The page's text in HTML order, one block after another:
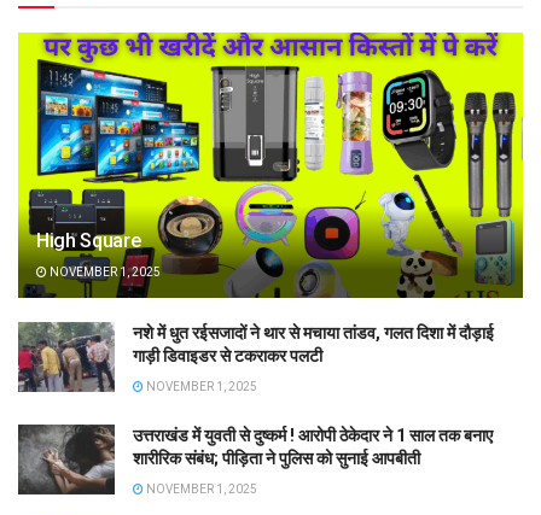
High Square
NOVEMBER 1, 2025
नशे में धुत रईसजादों ने थार से मचाया तांडव, गलत दिशा में दौड़ाई
गाड़ी डिवाइडर से टकराकर पलटी
NOVEMBER 1, 2025
उत्तराखंड में युवती से दुष्कर्म ! आरोपी ठेकेदार ने 1 साल तक बनाए
शारीरिक संबंध; पीड़िता ने पुलिस को सुनाई आपबीती
NOVEMBER 1, 2025